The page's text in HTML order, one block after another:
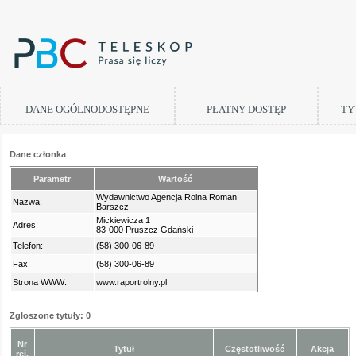
DANE OGÓLNODOSTĘPNE PŁATNY DOSTĘP
Dane członka
Parametr Wartość
Nazwa:
Wydawnictwo Agencja Rolna Roman
Barszcz
Adres:
Mickiewicza 1
83-000 Pruszcz Gdański
Telefon:
(58) 300-06-89
Fax:
(58) 300-06-89
Strona WWW:
www.raportrolny.pl
Zgłoszone tytuły: 0
Nr
rej.
Tytuł Częstotliwość Akcja